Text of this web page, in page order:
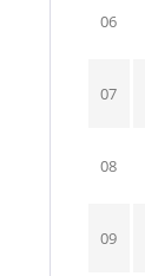
06
07
08
09